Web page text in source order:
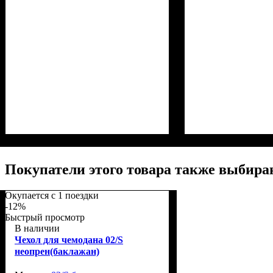
Покупатели этого товара также
Окупается с 1 поездки
-12%
Быстрый просмотр
В наличии
Чехол для чемодана 02/S
неопрен(баклажан)